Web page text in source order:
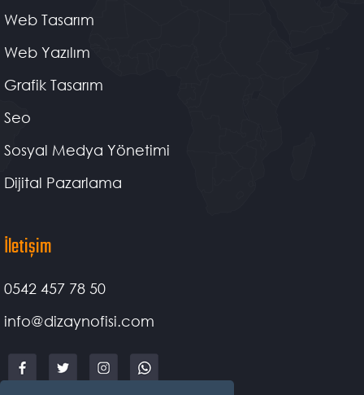
Web Tasarım
Web Yazılım
Grafik Tasarım
Seo
Sosyal Medya Yönetimi
Dijital Pazarlama
İletişim
0542 457 78 50
info@dizaynofisi.com